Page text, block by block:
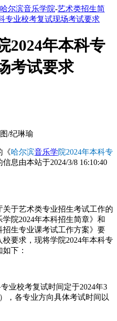
哈尔滨音乐学院-艺术类招生简
专业校考复试现场考试要求
2024年本科专
考试要求
/纪琳瑜
《哈尔滨音乐学院2024年本科专
信息由本站于2024/3/8 16:10:40
于艺术类专业招生考试工作的
院2024年本科招生简章》和
招生专业课考试工作方案》要
要求，现将学院2024年本科专
下：
业校考复试时间定于2024年3
，各专业方向具体考试时间以